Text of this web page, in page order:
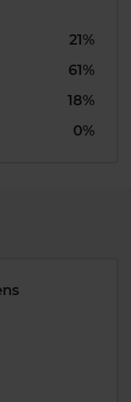
21%
61%
18%
0%